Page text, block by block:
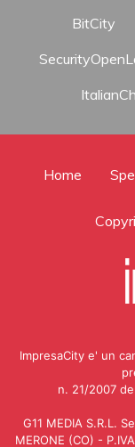
BitCity
Home
ImpresaCity e' un
n. 21/2007
G11 MEDIA S.R.L.
MERONE (CO) -